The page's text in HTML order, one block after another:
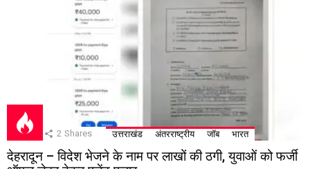
2 Shares उत्तराखंड अंतरराष्ट्रीय जॉब भारत
देहरादून – विदेश भेजने के नाम पर लाखों की ठगी, युवाओं को फर्जी